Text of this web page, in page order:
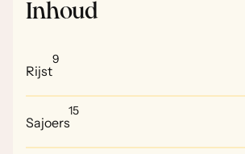
Inhoud
Rijst
9
Sajoers
15